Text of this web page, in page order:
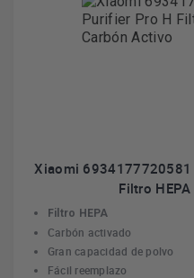
Xiaomi
Filtro
Filtro HEPA
Carbón activado
Gran capacidad de polvo
Fácil reemplazo